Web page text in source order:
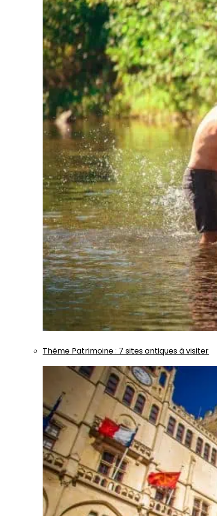
Thème Patrimoine: 7 sites antiques à visiter